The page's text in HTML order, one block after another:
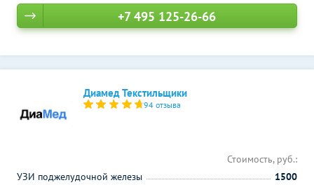
+7 495 125-26-66
Диамед Текстильщики
94 отзыва
Стоимость, руб.:
УЗИ поджелудочной железы
1500